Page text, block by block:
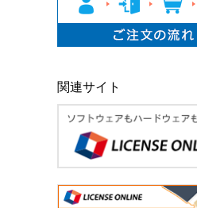
関連サイト